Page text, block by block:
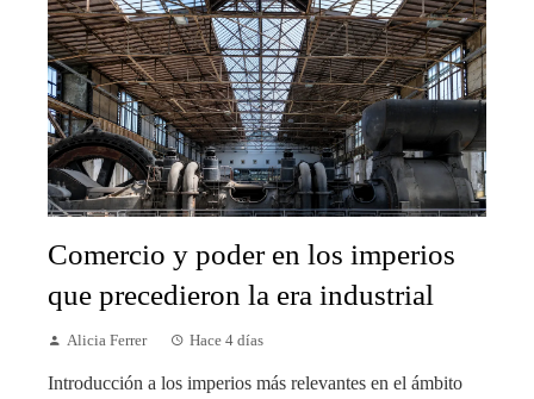
Comercio y poder en los imperios
que precedieron la era industrial
Alicia Ferrer Hace 4 días
Introducción a los imperios más relevantes en el ámbito